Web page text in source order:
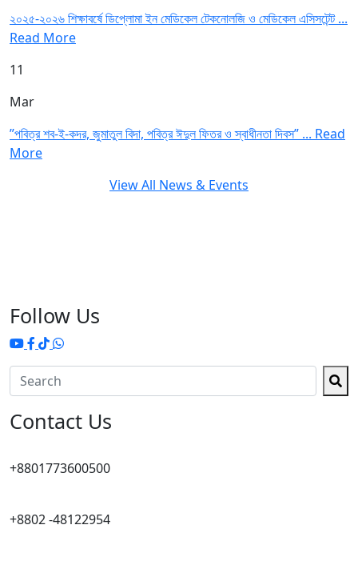
২০২৫-২০২৬ শিক্ষাবর্ষে ডিপ্লোমা ইন মেডিকেল টেকনোলজি ও মেডিকেল এসিসটেন্ট ...
Read More
11
Mar
”পবিত্র শব-ই-কদর, জুমাতুল বিদা, পবিত্র ঈদুল ফিতর ও স্বাধীনতা দিবস” ... Read
More
View All News & Events
Follow Us
Contact Us
+8801773600500
+8802 -48122954